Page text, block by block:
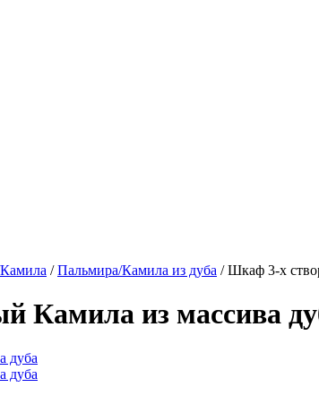
/ Пальмира/Камила из дуба / Шкаф 3-х
Камила из массива